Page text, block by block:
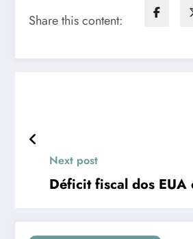
Share this content:
Next post
Déficit fiscal dos